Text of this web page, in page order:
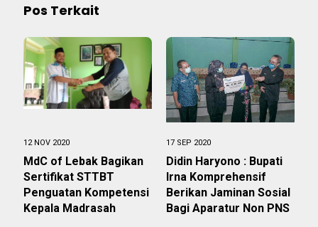
Pos Terkait
12 NOV 2020
MdC of Lebak Bagikan
Sertifikat STTBT
Penguatan Kompetensi
Kepala Madrasah
17 SEP 2020
Didin Haryono : Bupati
Irna Komprehensif
Berikan Jaminan Sosial
Bagi Aparatur Non PNS